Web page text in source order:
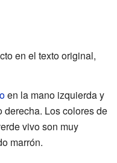
en el texto original,
en la mano izquierda y
Los colores de
vivo son muy
marrón.